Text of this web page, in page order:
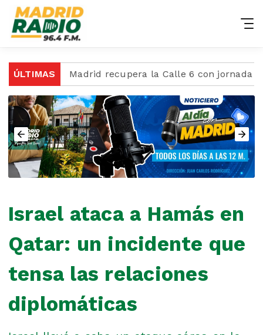
ÚLTIMASMadrid recupera la Calle 6 con jornada de
Israel ataca a Hamás en
Qatar: un incidente que
tensa las relaciones
diplomáticas